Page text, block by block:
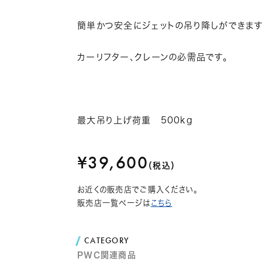
簡単かつ安全にジェットの吊り降しができます
カーリフター、クレーンの必需品です。
最大吊り上げ荷重 500kg
¥39,600 （税込）
お近くの販売店でご購入ください。
販売店一覧ページは こちら
CATEGORY
PWC関連商品